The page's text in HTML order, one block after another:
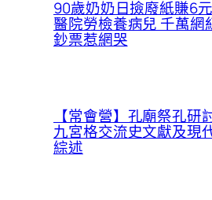
90歲奶奶日撿廢紙賺6
醫院勞檢養病兒 千萬網
鈔票惹網哭
【常會營】孔廟祭孔研
九宮格交流史文獻及現
綜述